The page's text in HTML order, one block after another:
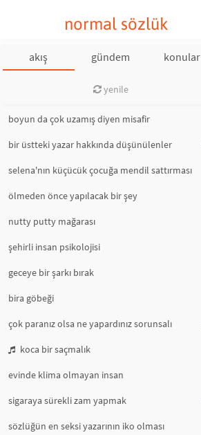
normal sözlük
akış gündem konular
yenile
boyun da çok uzamış diyen misafir
bir üstteki yazar hakkında düşünülenler
selena'nın küçücük çocuğa mendil sattırması
ölmeden önce yapılacak bir şey
nutty putty mağarası
şehirli insan psikolojisi
geceye bir şarkı bırak
bira göbeği
çok paranız olsa ne yapardınız sorunsalı
koca bir saçmalık
evinde klima olmayan insan
sigaraya sürekli zam yapmak
sözlüğün en seksi yazarının iko olması